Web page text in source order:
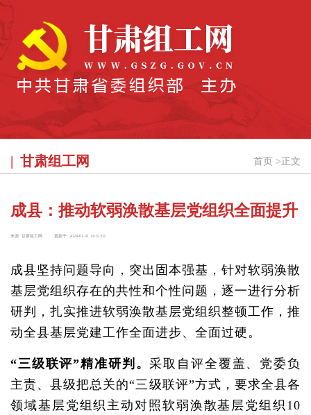
甘肃组工网 首页 > 正文
成县：推动软弱涣散基层党组织全面提升
来源: 甘肃组工网 更新于: 2024-01-31 14:51:02
成县坚持问题导向，突出固本强基，针对软弱涣散
基层党组织存在的共性和个性问题，逐一进行分析
研判，扎实推进软弱涣散基层党组织整顿工作，推
动全县基层党建工作全面进步、全面过硬。
“三级联评”精准研判。采取自评全覆盖、党委负
主责、县级把总关的“三级联评”方式，要求全县各
领域基层党组织主动对照软弱涣散基层党组织10